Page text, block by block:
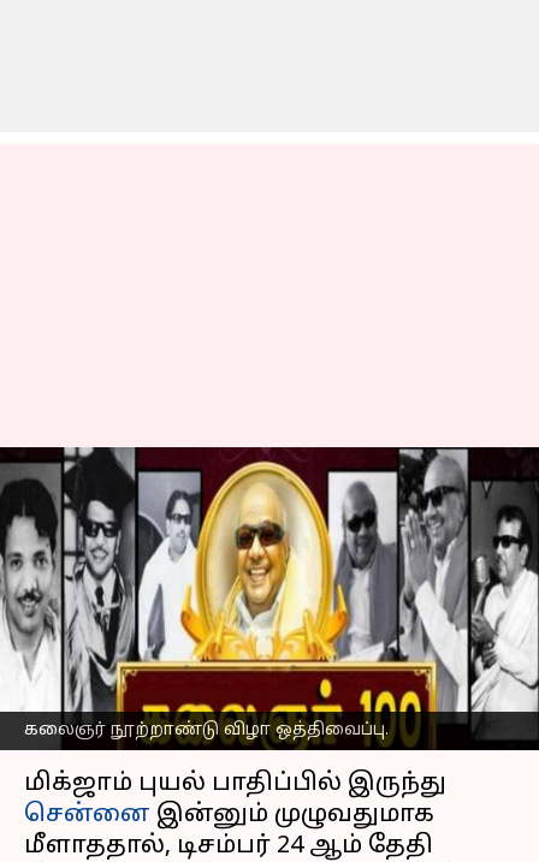
கலைஞர் நூற்றாண்டு விழா ஒத்திவைப்பு.
புயல் பாதிப்பால்
திரைத்துறையினர்
சார்பில் நடைபெற இருந்த
கலைஞர் நூற்றாண்டு
விழா ஒத்திவைப்பு
எழுதியவர் Srinath r Dec 08, 2023 05:43 pm
செய்தி முன்னோட்டம்
மிக்ஜாம் புயல் பாதிப்பில் இருந்து
சென்னை இன்னும் முழுவதுமாக
மீளாததால், டிசம்பர் 24 ஆம் தேதி